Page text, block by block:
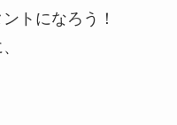
トになろう！